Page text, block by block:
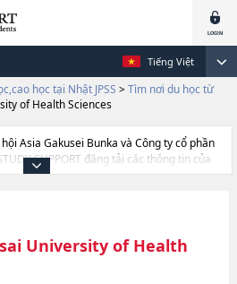
Tiếng Việt
học tại Nhật JPSS > Tìm nơi du học từ
of Health Sciences
Asia Gakusei Bunka và Công ty cổ phần
SUPPORT đăng tải các thông tin của
học, trường đại học ngắn hạn, trường
dành cho du học sinh, như là về các Health
nghiên cứu, thông tin liên quan đến thi
lượng trúng tuyển, cở sở trang thiết bị,
University of Health